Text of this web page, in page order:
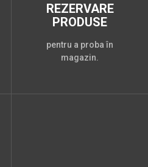
REZERVARE
PRODUSE
pentru a proba în
magazin.